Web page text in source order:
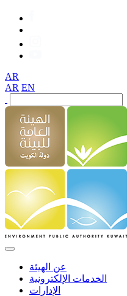
AR
AR EN
عن الهيئة
الخدمات الإلكترونية
الإدارات